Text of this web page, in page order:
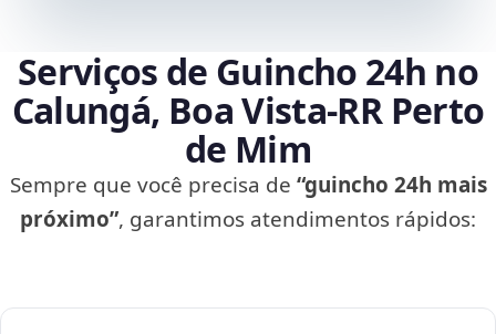
Serviços de Guincho 24h no
Calungá, Boa Vista‑RR Perto
de Mim
Sempre que você precisa de “guincho 24h mais
próximo”, garantimos atendimentos rápidos: